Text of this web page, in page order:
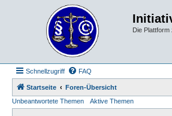
Die
Schnellzugriff FAQ
Startseite
Foren-Übersicht
Unbeantwortete Themen
Aktive Themen